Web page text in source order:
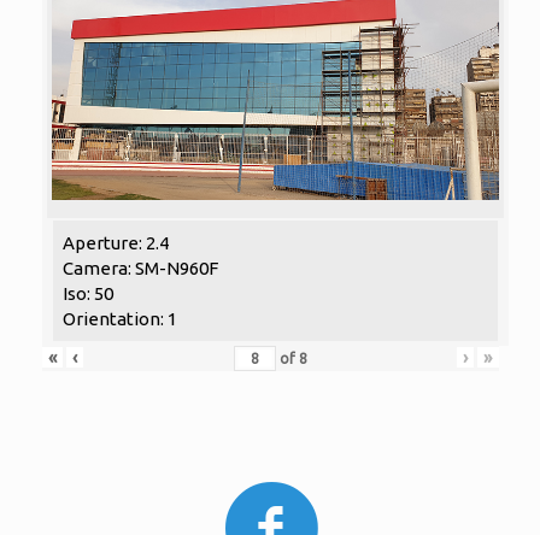
Aperture: 2.4
Camera: SM-N960F
Iso: 50
Orientation: 1
«
‹ of 8 › »